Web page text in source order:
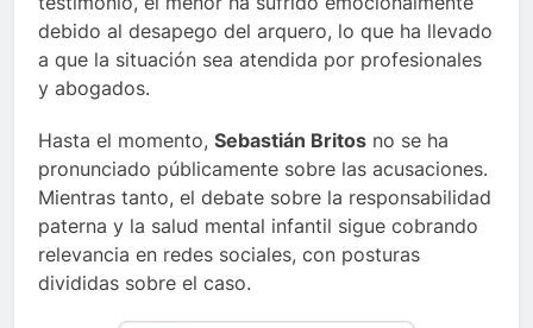
debido al desapego del arquero, lo que ha llevado
a que la situación sea atendida por profesionales
y abogados.
Hasta el momento, Sebastián Britos no se ha
pronunciado públicamente sobre las acusaciones.
Mientras tanto, el debate sobre la responsabilidad
paterna y la salud mental infantil sigue cobrando
relevancia en redes sociales, con posturas
divididas sobre el caso.